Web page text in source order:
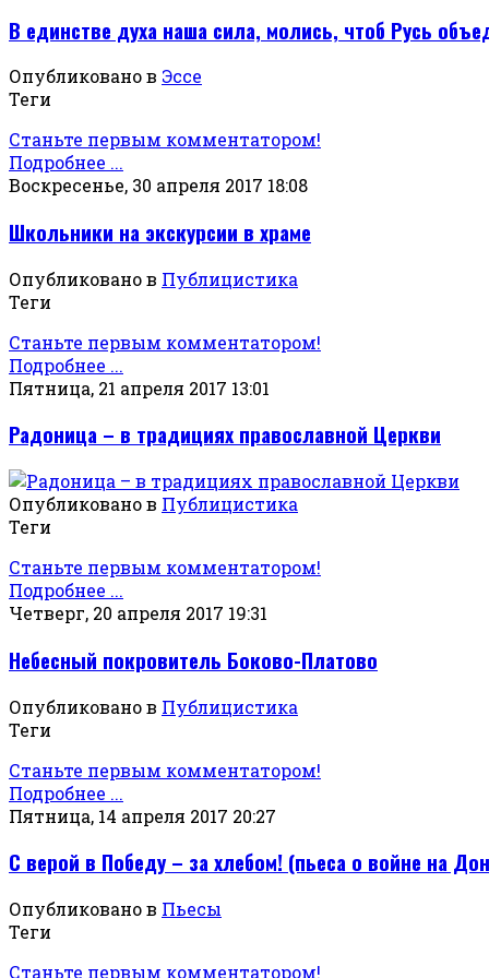
В единстве духа наша сила, молись, чтоб Русь
Опубликовано в Эссе
Теги
Станьте первым комментатором!
Подробнее ...
Воскресенье, 30 апреля 2017 18:08
Школьники на экскурсии в храме
Опубликовано в Публицистика
Теги
Станьте первым комментатором!
Подробнее ...
Пятница, 21 апреля 2017 13:01
Радоница – в традициях православной Церкви
Опубликовано в Публицистика
Теги
Станьте первым комментатором!
Подробнее ...
Четверг, 20 апреля 2017 19:31
Небесный покровитель Боково-Платово
Опубликовано в Публицистика
Теги
Станьте первым комментатором!
Подробнее ...
Пятница, 14 апреля 2017 20:27
С верой в Победу – за хлебом! (пьеса о войне на
Опубликовано в Пьесы
Теги
Станьте первым комментатором!